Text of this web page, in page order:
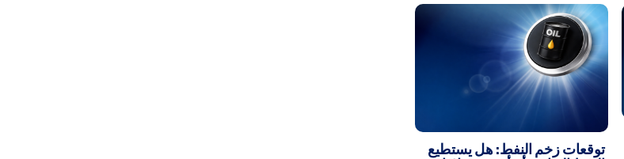
توقعات زخم النفط: هل يستطيع